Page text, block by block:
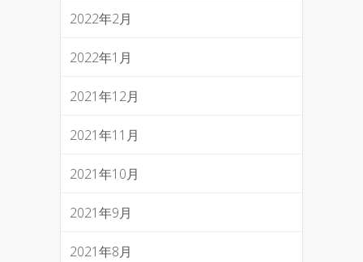
2022年2月
2022年1月
2021年12月
2021年11月
2021年10月
2021年9月
2021年8月